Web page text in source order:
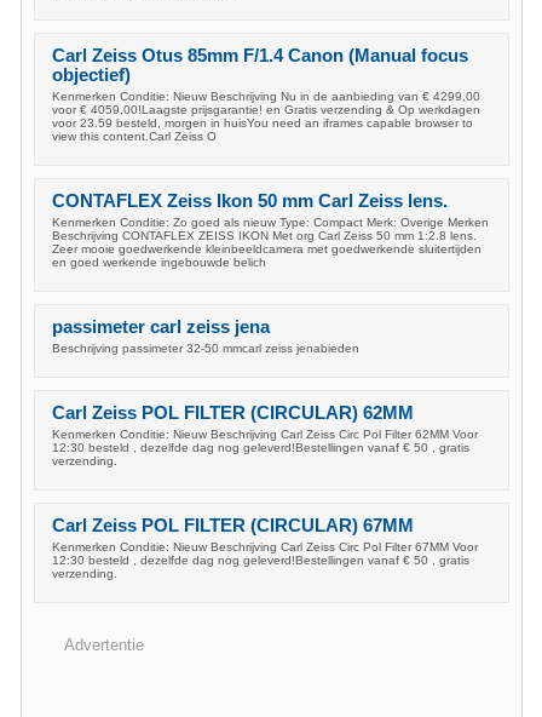
Carl Zeiss Otus 85mm F/1.4 Canon (Manual focus
objectief)
Kenmerken Conditie: Nieuw Beschrijving Nu in de aanbieding van € 4299,00
voor € 4059,00!Laagste prijsgarantie! en Gratis verzending & Op werkdagen
voor 23.59 besteld, morgen in huisYou need an iframes capable browser to
view this content.Carl Zeiss O
CONTAFLEX Zeiss Ikon 50 mm Carl Zeiss lens.
Kenmerken Conditie: Zo goed als nieuw Type: Compact Merk: Overige Merken
Beschrijving CONTAFLEX ZEISS IKON Met org Carl Zeiss 50 mm 1:2.8 lens.
Zeer mooie goedwerkende kleinbeeldcamera met goedwerkende sluitertijden
en goed werkende ingebouwde belich
passimeter carl zeiss jena
Beschrijving passimeter 32-50 mmcarl zeiss jenabieden
Carl Zeiss POL FILTER (CIRCULAR) 62MM
Kenmerken Conditie: Nieuw Beschrijving Carl Zeiss Circ Pol Filter 62MM Voor
12:30 besteld , dezelfde dag nog geleverd!Bestellingen vanaf € 50 , gratis
verzending.
Carl Zeiss POL FILTER (CIRCULAR) 67MM
Kenmerken Conditie: Nieuw Beschrijving Carl Zeiss Circ Pol Filter 67MM Voor
12:30 besteld , dezelfde dag nog geleverd!Bestellingen vanaf € 50 , gratis
verzending.
Advertentie